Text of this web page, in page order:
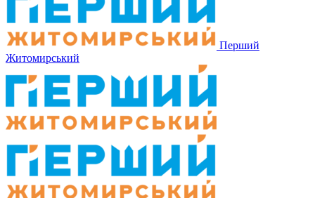
Перший
Житомирський